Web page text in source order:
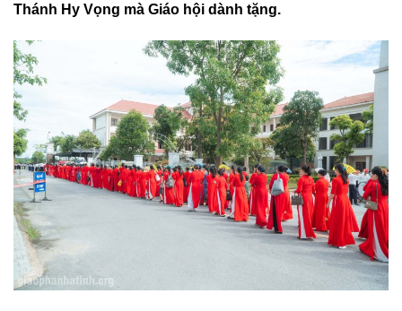
Thánh Hy Vọng mà Giáo hội dành tặng.